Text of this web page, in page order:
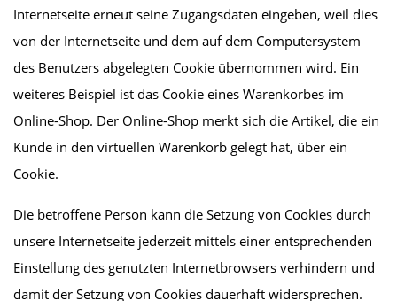
Internetseite erneut seine Zugangsdaten eingeben, weil dies
von der Internetseite und dem auf dem Computersystem
des Benutzers abgelegten Cookie übernommen wird. Ein
weiteres Beispiel ist das Cookie eines Warenkorbes im
Online-Shop. Der Online-Shop merkt sich die Artikel, die ein
Kunde in den virtuellen Warenkorb gelegt hat, über ein
Cookie.
Die betroffene Person kann die Setzung von Cookies durch
unsere Internetseite jederzeit mittels einer entsprechenden
Einstellung des genutzten Internetbrowsers verhindern und
damit der Setzung von Cookies dauerhaft widersprechen.